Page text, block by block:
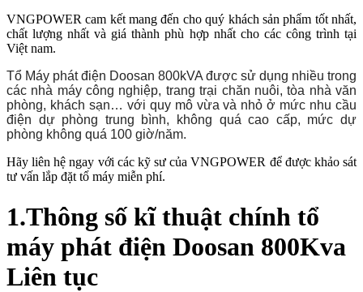
VNGPOWER cam kết mang đến cho quý khách sản phẩm tốt nhất,
chất lượng nhất và giá thành phù hợp nhất cho các công trình tại
Việt nam.
Tổ Máy phát điện Doosan 800kVA được sử dụng nhiều trong
các nhà máy công nghiệp, trang trại chăn nuôi, tòa nhà văn
phòng, khách sạn… với quy mô vừa và nhỏ ở mức nhu cầu
điện dự phòng trung bình, không quá cao cấp, mức dự
phòng không quá 100 giờ/năm.
Hãy liên hệ ngay với các kỹ sư của VNGPOWER để được khảo sát
tư vấn lắp đặt tổ máy miễn phí.
1.Thông số kĩ thuật chính tổ
máy phát điện Doosan 800Kva
Liên tục